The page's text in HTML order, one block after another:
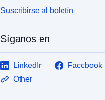
Suscribirse al boletín
Síganos en
LinkedIn Facebook
Other